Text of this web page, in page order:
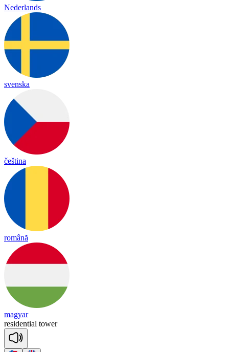
Nederlands
svenska
čeština
română
magyar
residential tower